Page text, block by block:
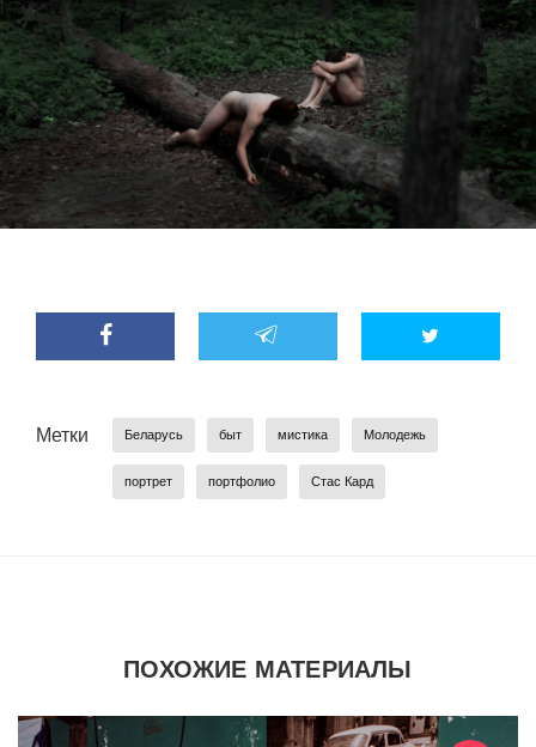
Метки Беларусь быт мистика Молодежь
портрет портфолио Стас Кард
ПОХОЖИЕ МАТЕРИАЛЫ